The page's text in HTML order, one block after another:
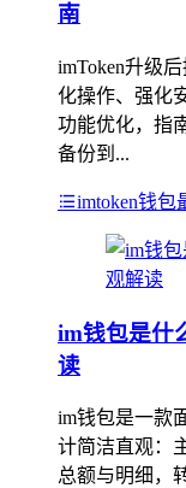
南
imToken升级
化操作、强化
功能优化，指
备份到...
imtoken钱包
im钱包是什
读
im钱包是一款
计简洁直观：
总额与明细，